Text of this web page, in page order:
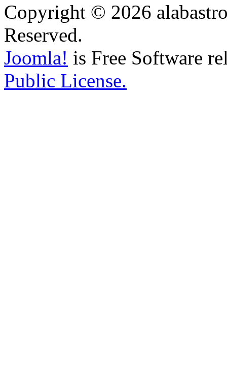
Copyright © 2026
Reserved.
Joomla! is Free Software
Public License.